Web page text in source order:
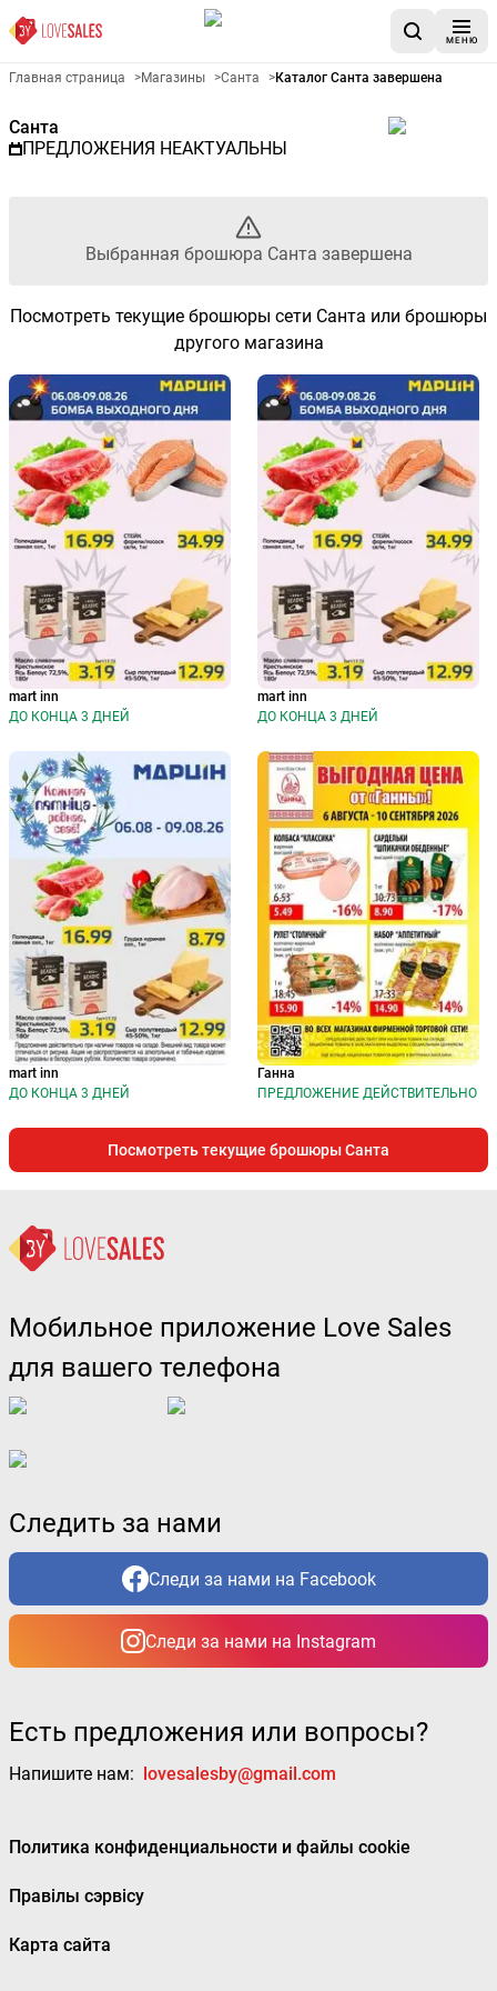
МЕНЮ
Рекламный листовой Санта
Главная страница >Магазины >Санта >Каталог Санта завершена
Санта
ПРЕДЛОЖЕНИЯ НЕАКТУАЛЬНЫ
Выбранная брошюра Санта завершена
Посмотреть текущие брошюры сети Санта или брошюры
другого магазина
mart inn
ДО КОНЦА 3 ДНЕЙ
mart inn
ДО КОНЦА 3 ДНЕЙ
mart inn
ДО КОНЦА 3 ДНЕЙ
Ганна
ПРЕДЛОЖЕНИЕ ДЕЙСТВИТЕЛЬНО
Посмотреть текущие брошюры Санта
Мобильное приложение Love Sales
для вашего телефона
Следить за нами
Следи за нами на Facebook
Следи за нами на Instagram
Есть предложения или вопросы?
Напишите нам: lovesalesby@gmail.com
Политика конфиденциальности и файлы cookie
Правілы сэрвісу
Карта сайта